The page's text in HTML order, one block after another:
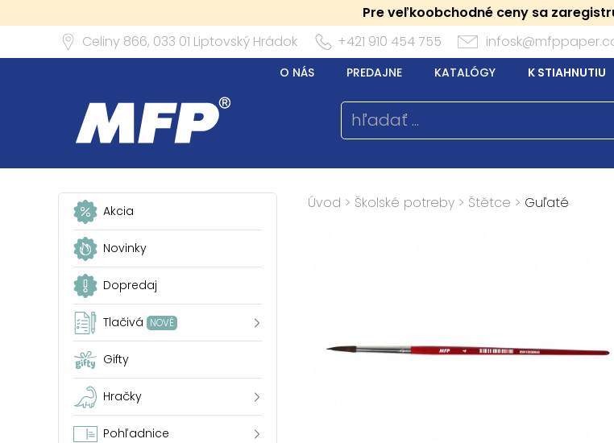
Pre veľkoobchodné ceny sa
Celiny 866, 033 01 Liptovský Hrádok +421 910 454 755
O NÁS PREDAJNE KATALÓGY K STIAHNUTIU
Akcia
Novinky
Dopredaj
Tlačivá NOVÉ
Gifty
Hračky
Pohľadnice
Úvod > Školské potreby > Štětce > Guľaté